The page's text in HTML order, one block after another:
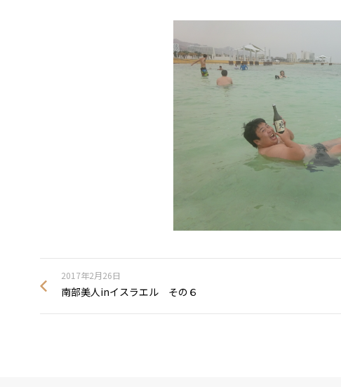
2017年2月26日
南部美人inイスラエル その６